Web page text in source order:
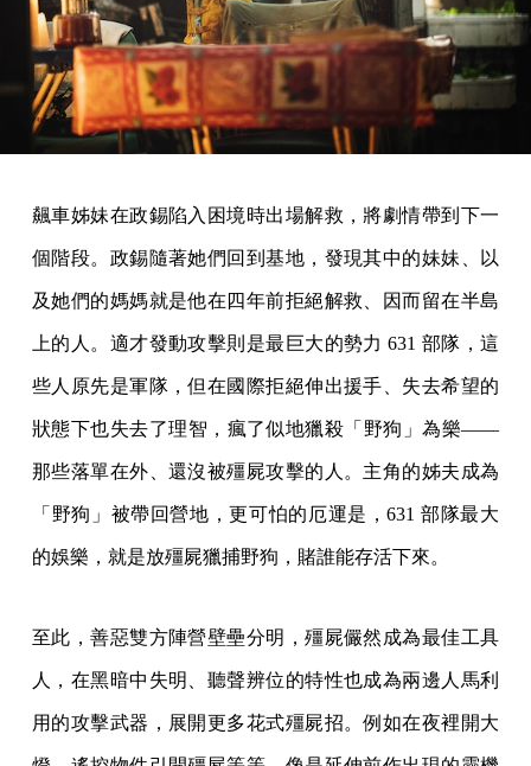
飆車姊妹在政錫陷入困境時出場解救，將劇情帶到下一
個階段。政錫隨著她們回到基地，發現其中的妹妹、以
及她們的媽媽就是他在四年前拒絕解救、因而留在半島
上的人。適才發動攻擊則是最巨大的勢力 631 部隊，這
些人原先是軍隊，但在國際拒絕伸出援手、失去希望的
狀態下也失去了理智，瘋了似地獵殺「野狗」為樂——
那些落單在外、還沒被殭屍攻擊的人。主角的姊夫成為
「野狗」被帶回營地，更可怕的厄運是，631 部隊最大
的娛樂，就是放殭屍獵捕野狗，賭誰能存活下來。
至此，善惡雙方陣營壁壘分明，殭屍儼然成為最佳工具
人，在黑暗中失明、聽聲辨位的特性也成為兩邊人馬利
用的攻擊武器，展開更多花式殭屍招。例如在夜裡開大